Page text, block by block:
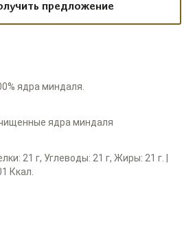
ядра миндаля.
ядра миндаля
21 г, Углеводы: 21 г, Жиры: 21 г. |
Ккал.
предложение